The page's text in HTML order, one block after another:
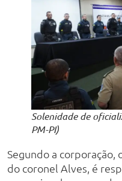
Solenidade de
PM-PI)
Segundo a corporação,
do coronel Alves, é